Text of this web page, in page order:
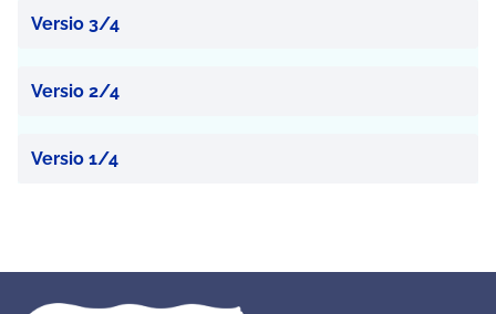
Versio 3/4
Versio 2/4
Versio 1/4